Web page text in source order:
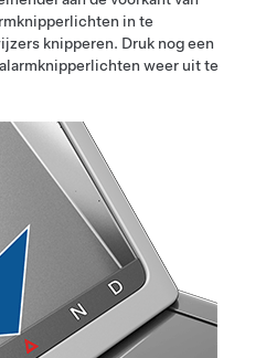
in te
knipperen. Druk nog een
weer uit te